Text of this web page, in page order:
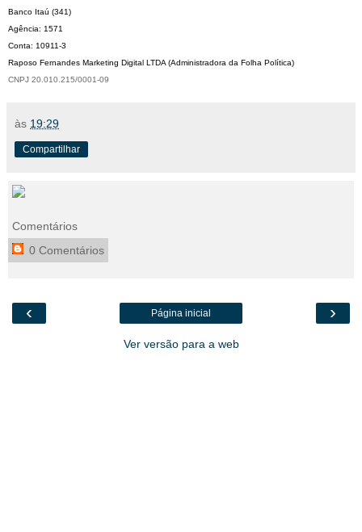
Banco Itaú (341)
Agência: 1571
Conta: 10911-3
Raposo Fernandes Marketing Digital LTDA (Administradora da Folha Política)
CNPJ 20.010.215/0001-09
às 19:29
Compartilhar
Comentários
0 Comentários
‹ ›
Página inicial
Ver versão para a web